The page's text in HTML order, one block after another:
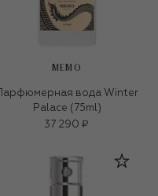
MEMO
Парфюмерная вода Winter
Palace (75ml)
37 290 ₽